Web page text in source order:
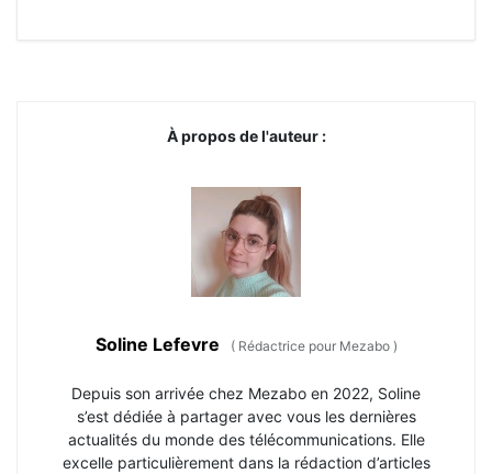
À propos de l'auteur :
Soline Lefevre (Rédactrice pour Mezabo )
Depuis son arrivée chez Mezabo en 2022, Soline
s’est dédiée à partager avec vous les dernières
actualités du monde des télécommunications. Elle
excelle particulièrement dans la rédaction d’articles